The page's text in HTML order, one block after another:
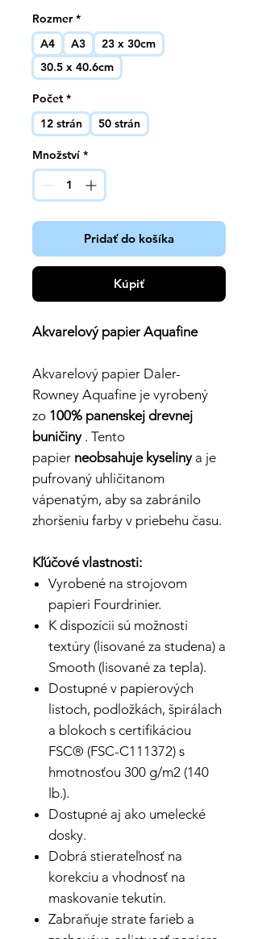
Rozmer *
A4
A3
23 x 30cm
30.5 x 40.6cm
Počet *
12 strán
50 strán
Množství *
Pridať do košíka
Kúpiť
Akvarelový papier Aquafine
Akvarelový papier Daler-
Rowney Aquafine je vyrobený
zo 100% panenskej drevnej
buničiny. Tento
papier neobsahuje kyselinya je
pufrovaný uhličitanom
vápenatým, aby sa zabránilo
zhoršeniu farby v priebehu času.
Kľúčové vlastnosti:
Vyrobené na strojovom
papieri Fourdrinier.
K dispozícii sú možnosti
textúry (lisované za studena) a
Smooth (lisované za tepla).
Dostupné v papierových
listoch, podložkách, špirálach
a blokoch s certifikáciou
FSC® (FSC-C111372) s
hmotnosťou 300 g/m2 (140
lb.).
Dostupné aj ako umelecké
dosky.
Dobrá stierateľnosť na
korekciu a vhodnosť na
maskovanie tekutín.
Zabraňuje strate farieb a